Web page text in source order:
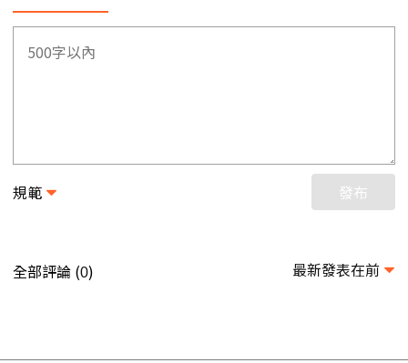
規範 發布
全部評論 (0) 最新發表在前